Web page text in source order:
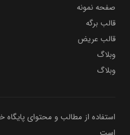
صفحه نمونه
قالب برگه
قالب عریض
وبلاگ
وبلاگ
استفاده از مطالب و محتوای پایگاه